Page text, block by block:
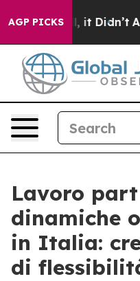
AGP PICKS
Well, it Didn’t As
Lavoro
dinamiche
in Italia:
di